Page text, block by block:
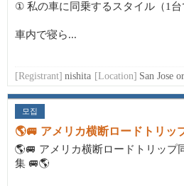
① 私の車に同乗するスタイル（1台
車内で寝ら...
[Registrant] nishita [Location] San Jose
모집
🌎🚐 アメリカ横断ロードトリッ
🌎🚐 アメリカ横断ロードトリップ
集 🚐🌎